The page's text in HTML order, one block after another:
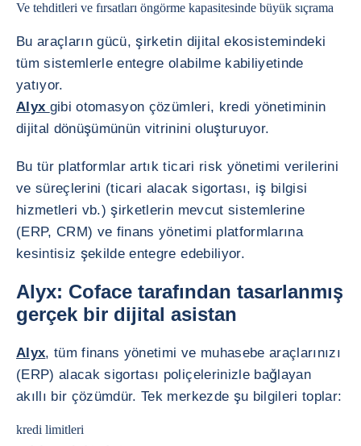
Ve tehditleri ve fırsatları öngörme kapasitesinde büyük sıçrama
Bu araçların gücü, şirketin dijital ekosistemindeki
tüm sistemlerle entegre olabilme kabiliyetinde
yatıyor.
Alyx gibi otomasyon çözümleri, kredi yönetiminin
dijital dönüşümünün vitrinini oluşturuyor.
Bu tür platformlar artık ticari risk yönetimi verilerini
ve süreçlerini (ticari alacak sigortası, iş bilgisi
hizmetleri vb.) şirketlerin mevcut sistemlerine
(ERP, CRM) ve finans yönetimi platformlarına
kesintisiz şekilde entegre edebiliyor.
Alyx: Coface tarafından tasarlanmış
gerçek bir dijital asistan
Alyx, tüm finans yönetimi ve muhasebe araçlarınızı
(ERP) alacak sigortası poliçelerinizle bağlayan
akıllı bir çözümdür. Tek merkezde şu bilgileri toplar:
kredi limitleri